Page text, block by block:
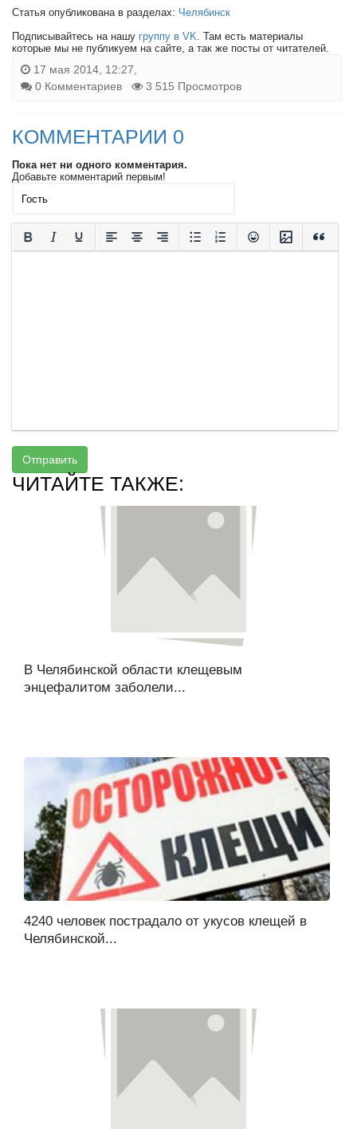
Статья опубликована в разделах: Челябинск
Подписывайтесь на нашу группу в VK. Там есть материалы
которые мы не публикуем на сайте, а так же посты от читателей.
17 мая 2014, 12:27,
0 Комментариев
3 515 Просмотров
КОММЕНТАРИИ 0
Пока нет ни одного комментария.
Добавьте комментарий первым!
Отправить
ЧИТАЙТЕ ТАКЖЕ:
В Челябинской области клещевым
энцефалитом заболели...
4240 человек пострадало от укусов клещей в
Челябинской...